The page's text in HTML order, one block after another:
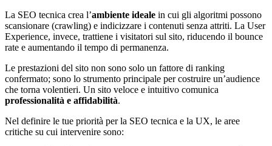
La SEO tecnica crea l’ambiente ideale in cui gli algoritmi possono
scansionare (crawling) e indicizzare i contenuti senza attriti. La User
Experience, invece, trattiene i visitatori sul sito, riducendo il bounce
rate e aumentando il tempo di permanenza.
Le prestazioni del sito non sono solo un fattore di ranking
confermato; sono lo strumento principale per costruire un’audience
che torna volentieri. Un sito veloce e intuitivo comunica
professionalità e affidabilità.
Nel definire le tue priorità per la SEO tecnica e la UX, le aree
critiche su cui intervenire sono: